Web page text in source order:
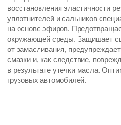
восстановления эластичности
уплотнителей и сальников
на основе эфиров.
окружающей среды. Защищает
от замасливания,
смазки и, как следствие,
в результате утечки масла.
грузовых автомобилей.